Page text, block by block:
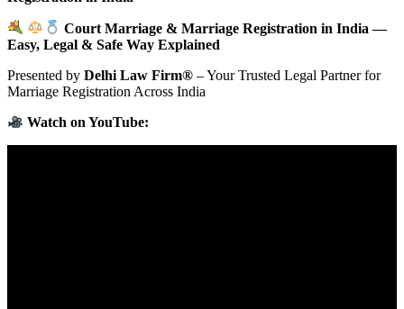
Court Marriage & Marriage Registration in India —
Easy, Legal & Safe Way Explained
Presented by Delhi Law Firm® – Your Trusted Legal Partner for
Marriage Registration Across India
Watch on YouTube: